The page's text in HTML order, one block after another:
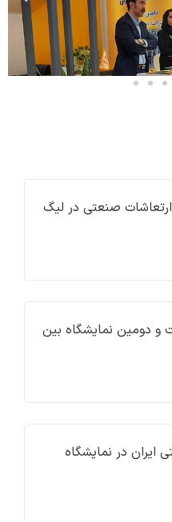
ارتعاشات صنعتی در لیگ
و دومین نمایشگاه بین
در نمایشگاه